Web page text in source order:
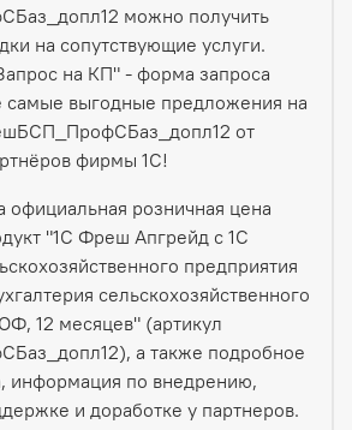
можно получить
на сопутствующие услуги.
на КП" - форма запроса
самые выгодные предложения на
от
фирмы 1С!
официальная розничная цена
"1С Фреш Апгрейд с 1С
предприятия
сельскохозяйственного
12 месяцев" (артикул
а также подробное
информация по внедрению,
и доработке у партнеров.